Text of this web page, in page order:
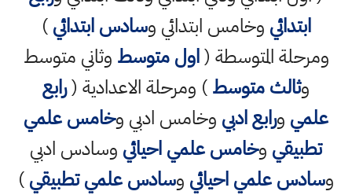
ابتدائي وخامس ابتدائي وسادس ابتدائي)
ومرحلة المتوسطة (اول متوسط وثاني متوسط
وثالث متوسط) ومرحلة الاعدادية (رابع
علمي ورابع ادبي وخامس ادبي وخامس علمي
تطبيقي وخامس علمي احيائي وسادس ادبي
وسادس علمي احيائي وسادس علمي تطبيقي)